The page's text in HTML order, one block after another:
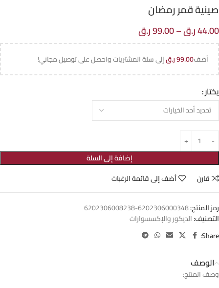
صينية قمر رمضان
44.00ر.ق–
99.00ر.ق
أضف99.00ر.قإلى سلة المشتريات واحصل على توصيل مجاني!
يختار
إضافة إلى السلة
قارن
أضف إلى قائمة الرغبات
رمز المنتج:6202306000348-6202306008238
التصنيف:الديكور والإكسسوارات
Share:
الوصف
وصف المنتج: